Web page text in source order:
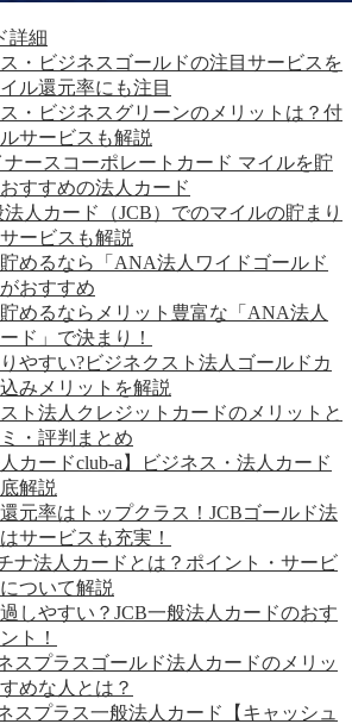
詳細
・ビジネスゴールドの注目サービスを
ル還元率にも注目
・ビジネスグリーンのメリットは？付
サービスも解説
ースコーポレートカード マイルを貯
すすめの法人カード
人カード（JCB）でのマイルの貯まり
ービスも解説
めるなら「ANA法人ワイドゴールド
おすすめ
めるならメリット豊富な「ANA法人
ド」で決まり！
やすい?ビジネクスト法人ゴールドカ
みメリットを解説
ト法人クレジットカードのメリットと
・評判まとめ
人カードclub-a】ビジネス・法人カード
解説
元率はトップクラス！JCBゴールド法
サービスも充実！
ナ法人カードとは？ポイント・サービ
ついて解説
しやすい？JCB一般法人カードのおす
ト！
スプラスゴールド法人カードのメリッ
めな人とは？
スプラス一般法人カード【キャッシュ